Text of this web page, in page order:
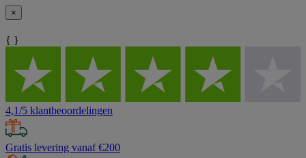
×
{ }
4,1/5 klantbeoordelingen
Gratis levering vanaf €200